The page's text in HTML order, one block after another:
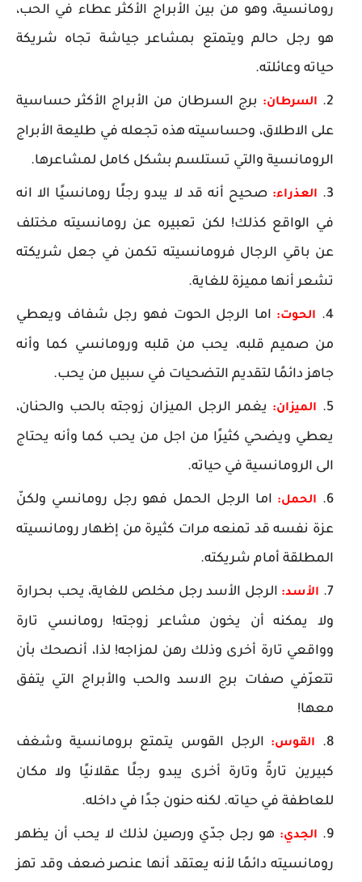
رومانسية، وهو من بين الأبراج الأكثر عطاء في الحب،
هو رجل حالم ويتمتع بمشاعر جياشة تجاه شريكة
حياته وعائلته.
السرطان: برج السرطان من الأبراج الأكثر حساسية
على الاطلاق، وحساسيته هذه تجعله في طليعة الأبراج
الرومانسية والتي تستلسم بشكل كامل لمشاعرها.
العذراء:صحيح أنه قد لا يبدو رجلًا رومانسيًا الا انه
في الواقع كذلك! لكن تعبيره عن رومانسيته مختلف
عن باقي الرجال فرومانسيته تكمن في جعل شريكته
تشعر أنها مميزة للغاية.
الحوت: اما الرجل الحوت فهو رجل شفاف ويعطي
من صميم قلبه، يحب من قلبه ورومانسي كما وأنه
جاهز دائمًا لتقديم التضحيات في سبيل من يحب.
الميزان: يغمر الرجل الميزان زوجته بالحب والحنان،
يعطي ويضحي كثيرًا من اجل من يحب كما وأنه يحتاج
الى الرومانسية في حياته.
الحمل: اما الرجل الحمل فهو رجل رومانسي ولكنّ
عزة نفسه قد تمنعه مرات كثيرة من إظهار رومانسيته
المطلقة أمام شريكته.
الأسد: الرجل الأسد رجل مخلص للغاية، يحب بحرارة
ولا يمكنه أن يخون مشاعر زوجته! رومانسي تارة
وواقعي تارة أخرى وذلك رهن لمزاجه! لذا، أنصحك بأن
تتعرّفي صفات برج الاسد والحب والأبراج التي يتفق
معها!
القوس: الرجل القوس يتمتع برومانسية وشغف
كبيرين تارةً وتارة أخرى يبدو رجلًا عقلانيًا ولا مكان
للعاطفة في حياته. لكنه حنون جدًا في داخله.
الجدي: هو رجل جدّي ورصين لذلك لا يحب أن يظهر
رومانسيته دائمًا لأنه يعتقد أنها عنصر ضعف وقد تهز